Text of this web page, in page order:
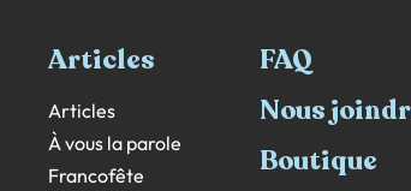
Articles
Articles
À vous la parole
Francofête
FAQ
Nous
Boutique